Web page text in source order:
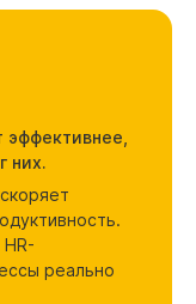
них.
реально